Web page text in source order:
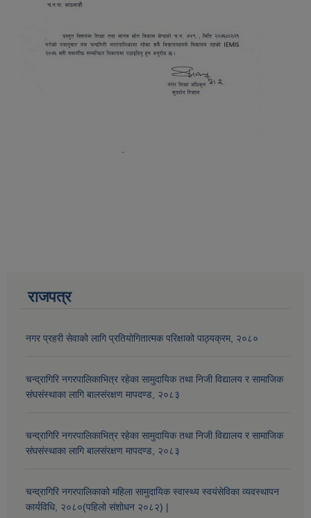
राजपत्र
नगर प्रहरी सेवाको लागि प्रतियोगितात्मक परिक्षाको पाठ्यक्रम, २०८०
चन्द्रागिरि नगरपालिकाभित्र रहेका सामुदायिक तथा निजी विद्यालय र सामाजिक
संघसंस्थाका लागि बालसंरक्षण मापदण्ड, २०८३
चन्द्रागिरि नगरपालिकाभित्र रहेका सामुदायिक तथा निजी विद्यालय र सामाजिक
संघसंस्थाका लागि बालसंरक्षण मापदण्ड, २०८३
चन्द्रागिरि नगरपालिकाको महिला सामुदायिक स्वास्थ्य स्वयंसेविका व्यवस्थापन
कार्यविधि, २०८०(पहिलो संशोधन २०८२) |